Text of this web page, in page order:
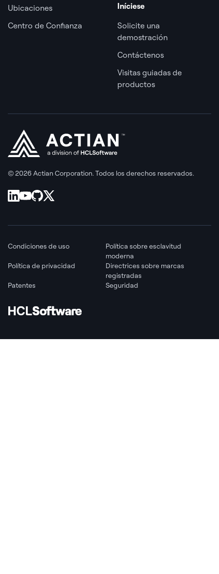
Ubicaciones
Centro de Confianza
Iníciese
Solicite una
demostración
Contáctenos
Visitas guiadas de
productos
© 2026 Actian Corporation. Todos los derechos reservados.
Condiciones de uso
Política sobre esclavitud
moderna
Política de privacidad
Directrices sobre marcas
registradas
Patentes
Seguridad